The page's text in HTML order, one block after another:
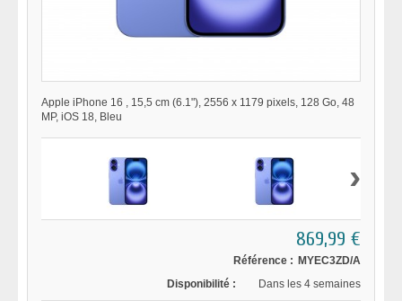
Apple iPhone 16 , 15,5 cm (6.1"), 2556 x 1179 pixels, 128 Go, 48
MP, iOS 18, Bleu
›
869,99 €
Référence : MYEC3ZD/A
Disponibilité :
Dans les 4 semaines